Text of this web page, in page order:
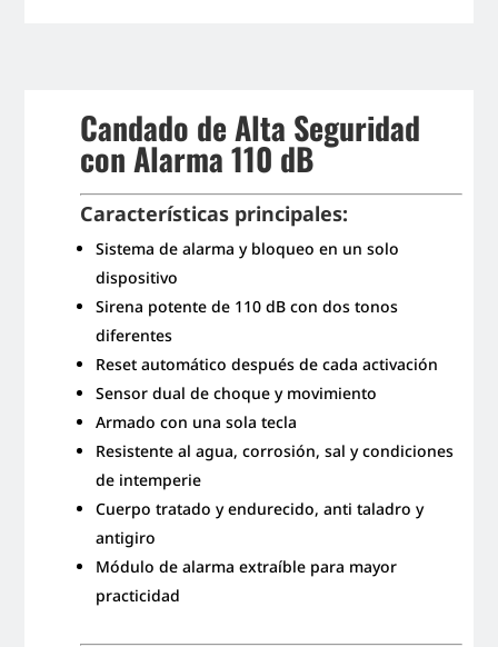
Candado de Alta Seguridad
con Alarma 110 dB
Características principales:
Sistema de alarma y bloqueo en un solo
dispositivo
Sirena potente de 110 dB con dos tonos
diferentes
Reset automático después de cada activación
Sensor dual de choque y movimiento
Armado con una sola tecla
Resistente al agua, corrosión, sal y condiciones
de intemperie
Cuerpo tratado y endurecido, anti taladro y
antigiro
Módulo de alarma extraíble para mayor
practicidad